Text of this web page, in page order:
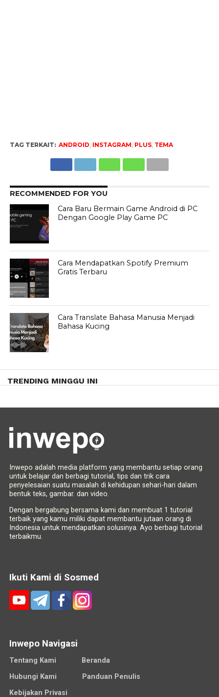
TAG TERKAIT: ANDROID INSTAGRAM PLUS, TEMA
RECOMMENDED FOR YOU
Cara Baru Bermain Game Android di PC
Dengan Google Play Game PC
Cara Mendapatkan Spotify Premium
Gratis Terbaru
Cara Translate Bahasa Manusia Menjadi
Bahasa Kucing
TRENDING MINGGU INI
Inwepo adalah media platform yang membantu setiap orang
untuk belajar dan berbagi tutorial, tips dan trik cara
penyelesaian suatu masalah di kehidupan sehari-hari dalam
bentuk teks, gambar. dan video.
Dengan bergabung bersama kami dan membuat 1 tutorial
terbaik yang kamu miliki dapat membantu jutaan orang di
Indonesia untuk mendapatkan solusinya. Ayo berbagi tutorial
terbaikmu.
Ikuti Kami di Sosmed
Inwepo Navigasi
Tentang Kami
Beranda
Hubungi Kami
Panduan Penulis
Kebijakan Privasi